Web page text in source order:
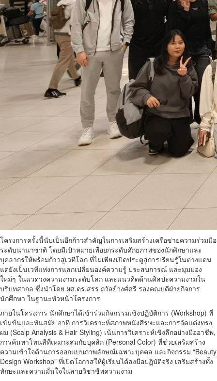
โครงการครั้งนี้นับเป็นอีกก้าวสำคัญในการเสริมสร้างเครือข่ายความร่วมมือ
ระดับนานาชาติ โดยมีเป้าหมายเพื่อยกระดับศักยภาพของนักศึกษาและ
บุคลากรให้พร้อมก้าวสู่เวทีโลก ที่ไม่เพียงเปิดประตูสู่การเรียนรู้ในต่างแดน
แต่ยังเป็นเวทีแห่งการแลกเปลี่ยนองค์ความรู้ ประสบการณ์ และมุมมอง
ใหม่ๆ ในแวดวงความงามระดับโลก และแนวคิดด้านศิลปะความงามใน
บริบทสากล ซึ่งนำโดย ผศ.ดร.สรร ถวัลย์วงศ์ศรี รองคณบดีฝ่ายกิจการ
นักศึกษา ในฐานะหัวหน้าโครงการ
ภายในโครงการ นักศึกษาได้เข้าร่วมกิจกรรมเชิงปฏิบัติการ (Workshop) ที่
เข้มข้นและทันสมัย อาทิ การวิเคราะห์สภาพหนังศีรษะและการจัดแต่งทรง
ผม (Scalp Analysis & Hair Styling) เน้นการวิเคราะห์เชิงลึกอย่างมืออาชีพ,
การค้นหาโทนสีที่เหมาะสมกับบุคลิก (Personal Color) ที่ช่วยเสริมสร้าง
ความเข้าใจด้านการออกแบบภาพลักษณ์เฉพาะบุคคล และกิจกรรม “Beauty
Design Workshop” ที่เปิดโอกาสให้ผู้เรียนได้ลงมือปฏิบัติจริง เสริมสร้างทั้ง
ทักษะและความมั่นใจในสายวิชาชีพความงาม